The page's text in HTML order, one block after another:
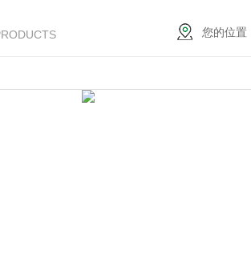
您的位置